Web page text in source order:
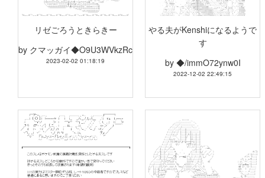
リゼごろうときらきー
by クマッガイ◆O9U3WVkzRc
2023-02-02 01:18:19
やる夫がKenshiになるようで
す
by ◆/immO72ynw0I
2022-12-02 22:49:15